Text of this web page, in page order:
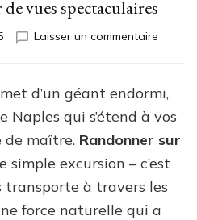
vues spectaculaires
Laisser un commentairesur
sur
le
Vésuve
en
et
profiter
d’un géant endormi,
qui s’étend à vos
de maître. Randonner sur
simple excursion – c’est
à travers les
force naturelle qui a